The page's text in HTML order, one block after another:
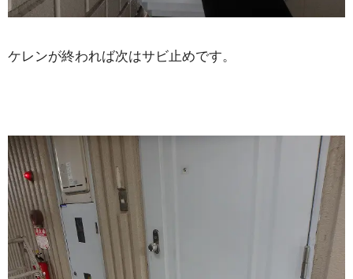
ケレンが終われば次はサビ止めです。